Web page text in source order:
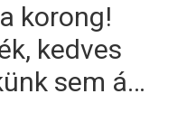
korong!
kedves
sem á…